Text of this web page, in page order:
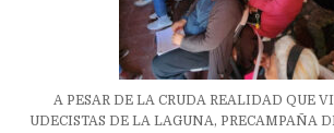
A PESAR DE LA CRUDA REALIDAD QUE
UDECISTAS DE LA LAGUNA, PRECAMPAÑA